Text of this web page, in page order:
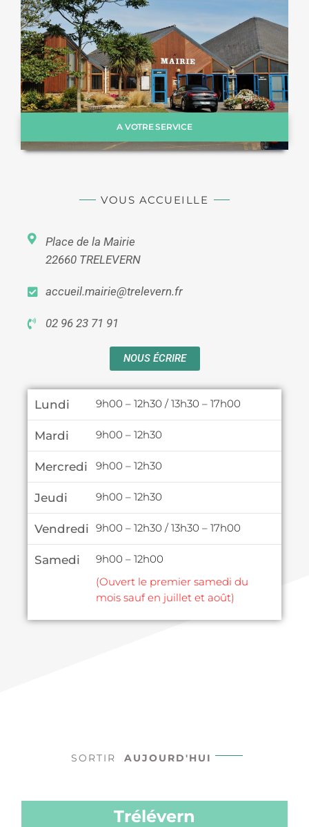
A VOTRE SERVICE
VOUS ACCUEILLE
Place de la Mairie
22660 TRELEVERN
accueil.mairie@trelevern.fr
02 96 23 71 91
NOUS ÉCRIRE
Lundi 9h00 – 12h30 / 13h30 – 17h00
Mardi 9h00 – 12h30
Mercredi 9h00 – 12h30
Jeudi 9h00 – 12h30
Vendredi 9h00 – 12h30 / 13h30 – 17h00
Samedi
9h00 – 12h00
(Ouvert le premier samedi du
mois sauf en juillet et août)
SORTIR AUJOURD'HUI
Trélévern